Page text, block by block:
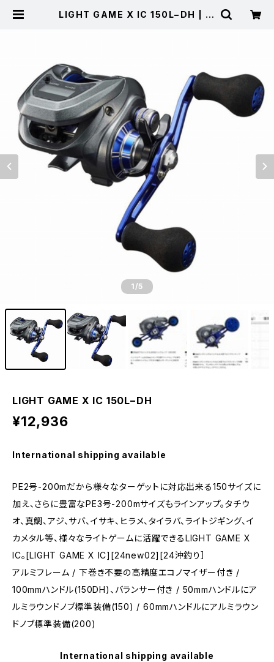
LIGHT GAME X IC 150L−DH | 東
1/5
LIGHT GAME X IC 150L−DH
¥12,936
International shipping available
PE2号-200mだから様々なターゲットに対応出来る150サイズに
加え、さらに豊富なPE3号-200mサイズもラインアップ。タチウ
オ、真鯛、アジ、サバ、イサキ、ヒラメ、タイラバ、ライトジギング、イ
カメタル等、様々なライトゲームに活躍できるLIGHT GAME X
IC。[LIGHT GAME X IC][24new02][24沖釣り］
アルミフレーム / 下巻き不要の高精度エコノマイザー付き /
100mmハンドル(150DH)、バランサー付き / 50mmハンドルにア
ルミラウンドノブ標準装備(150) / 60mmハンドルにアルミラウン
ドノブ標準装備(200)
International shipping available